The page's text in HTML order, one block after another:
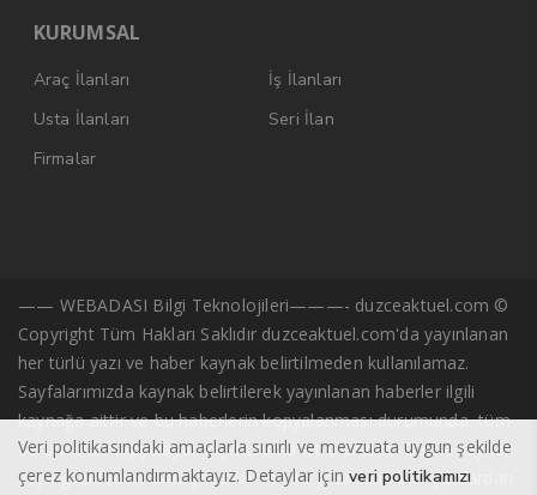
KURUMSAL
Araç İlanları
İş İlanları
Usta İlanları
Seri İlan
Firmalar
—— WEBADASI Bilgi Teknolojileri———- duzceaktuel.com ©
Copyright Tüm Hakları Saklıdır duzceaktuel.com'da yayınlanan
her türlü yazı ve haber kaynak belirtilmeden kullanılamaz.
Sayfalarımızda kaynak belirtilerek yayınlanan haberler ilgili
kaynağa aittir ve bu haberlerin kopyalanması durumunda, tüm
sorumluluk kopyalayan kişi/kuruma ait olacaktır. Başka kaynak
veya gazeteden alıntı yazarlar ve site yazarlarına ait yazılardan
Veri politikasındaki amaçlarla sınırlı ve mevzuata uygun şekilde
çerez konumlandırmaktayız. Detaylar içinveri politikamızı